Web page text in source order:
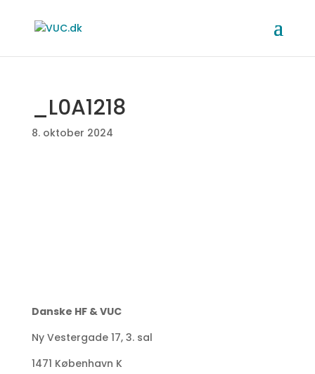
_L0A1218
8. oktober 2024
Danske HF & VUC
Ny Vestergade 17, 3. sal
1471 København K